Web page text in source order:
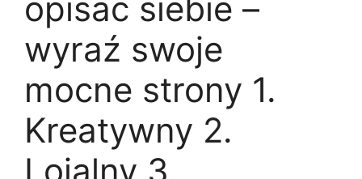
opisać siebie –
wyraź swoje
mocne strony 1.
Kreatywny 2.
Lojalny 3.